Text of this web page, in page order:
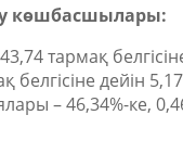
көшбасшылары:
тармақ
дейін
– 46,34%-ке,